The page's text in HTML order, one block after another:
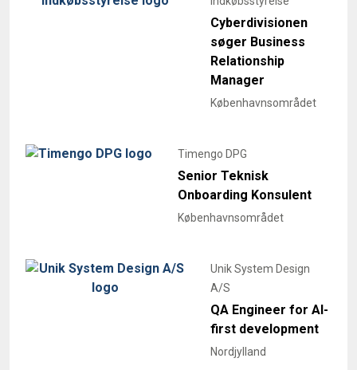
Cyberdivisionen
søger Business
Relationship
Manager
Københavnsområdet
Timengo DPG
Senior Teknisk
Onboarding Konsulent
Københavnsområdet
Unik System Design
A/S
QA Engineer for AI-
first development
Nordjylland